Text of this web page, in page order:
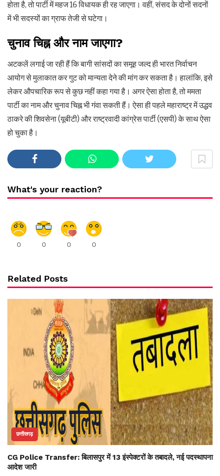
होता है, तो पार्टी में महज 16 विधायक ही रह जाएगा। वहीं, संसद के दोनों सदनों
में भी सदस्यों का ग्राफ तेजी से घटेगा।
चुनाव चिह्न और नाम जाएगा?
अटकलें लगाई जा रही हैं कि बागी सांसदों का समूह जल्द ही भारत निर्वाचन
आयोग से मुलाकात कर गुट को मान्यता देने की मांग कर सकता है। हालांकि, इसे
लेकर औपचारिक रूप से कुछ नहीं कहा गया है। अगर ऐसा होता है, तो ममता
पार्टी का नाम और चुनाव चिह्न भी गंवा सकती हैं। ऐसा ही पहले महाराष्ट्र में उद्धव
ठाकरे की शिवसेना (यूबीटी) और राष्ट्रवादी कांग्रेस पार्टी (एसपी) के साथ ऐसा
हो चुका है।
What's your reaction?
0 0 0 0
Related Posts
छत्तीसगढ़
CG Police Transfer: बिलासपुर में 13 इंस्पेक्टरों के तबादले, नई पदस्थापना
आदेश जारी